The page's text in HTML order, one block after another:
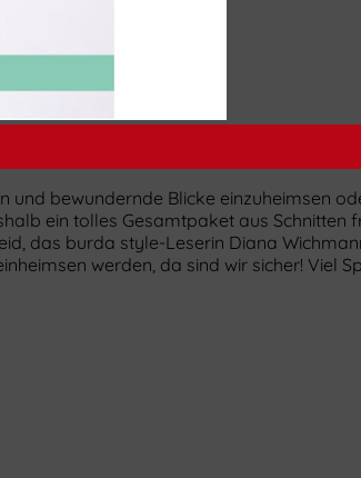
und bewundernde Blicke einzuheimsen
ein tolles Gesamtpaket aus Schnitten
das burda style-Leserin Diana
werden, da sind wir sicher! Viel